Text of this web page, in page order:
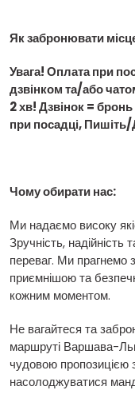
Як забронювати
Увага! Оплата при
дзвінком та/або
2 хв! Дзвінок =
при посадці, Пишіть/
Чому обирати нас:
Ми надаємо високу
Зручність,
переваг. Ми прагнемо
приємнішою та
кожним моментом.
Не вагайтеся та
маршруті Варшава-
чудовою пропозицією
насолоджуватися